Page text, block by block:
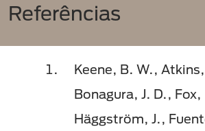
Referências
Keene, B. W.,
Bonagura, J. D., Fox,
Häggström, J.,